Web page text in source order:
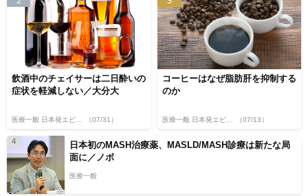
飲酒中のチェイサーは二日酔いの
症状を軽減しない／大分大
医療一般 日本発エビデンス （07/31）
コーヒーはなぜ脂肪肝を抑制する
のか
医療一般 日本発エビデンス （07/13）
4
日本初のMASH治療薬、MASLD/MASH診療は新たな局
面に／ノボ
医療一般